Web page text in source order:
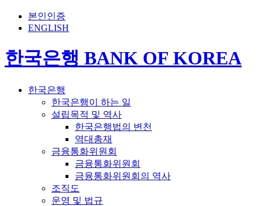
본인인증
ENGLISH
한국은행 BANK OF KOREA
한국은행
한국은행이 하는 일
설립목적 및 역사
한국은행법의 변천
역대총재
금융통화위원회
금융통화위원회
금융통화위원회의 역사
조직도
운영 및 법규